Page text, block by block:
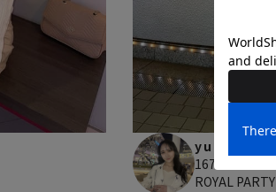
yuu
167cm
ROYAL PARTY